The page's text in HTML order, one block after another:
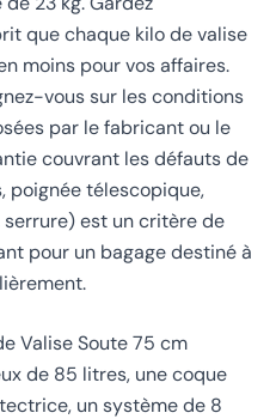
que chaque kilo de valise
moins pour vos affaires.
vous sur les conditions
par le fabricant ou le
couvrant les défauts de
poignée télescopique,
est un critère de
pour un bagage destiné à
Valise Soute 75 cm
de 85 litres, une coque
un système de 8